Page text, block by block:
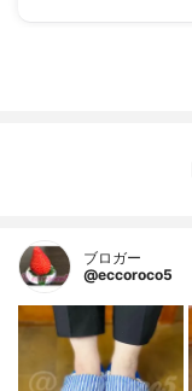
ブロガー
@eccoroco5